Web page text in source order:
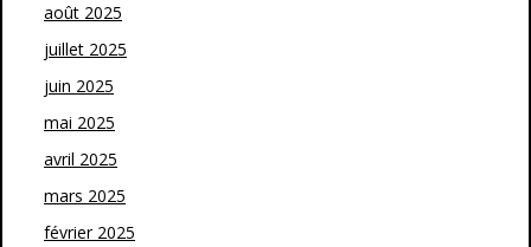
août 2025
juillet 2025
juin 2025
mai 2025
avril 2025
mars 2025
février 2025